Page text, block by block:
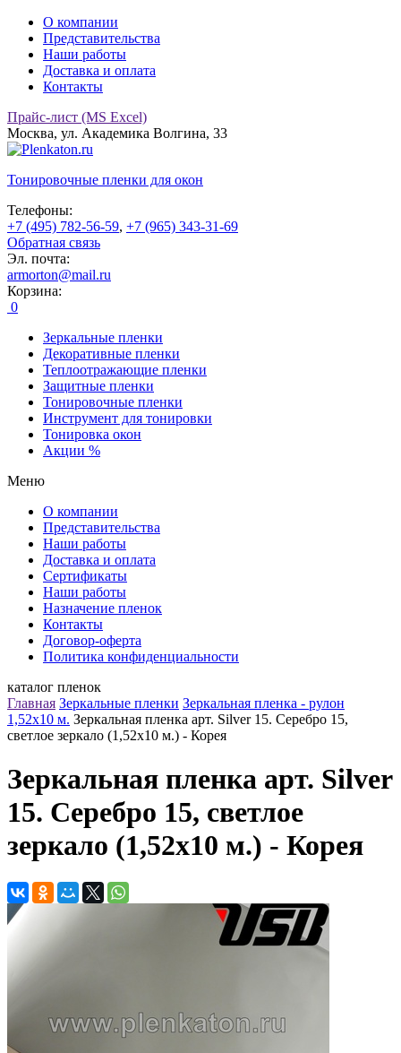
О компании
Представительства
Наши работы
Доставка и оплата
Контакты
Прайс-лист (MS Excel)
Москва, ул. Академика Волгина, 33
Тонировочные пленки для окон
Телефоны:
+7 (495) 782-56-59, +7 (965) 343-31-69
Обратная связь
Эл. почта:
armorton@mail.ru
Корзина:
0
Зеркальные пленки
Декоративные пленки
Теплоотражающие пленки
Защитные пленки
Тонировочные пленки
Инструмент для тонировки
Тонировка окон
Акции %
Меню
О компании
Представительства
Наши работы
Доставка и оплата
Сертификаты
Наши работы
Назначение пленок
Контакты
Договор-оферта
Политика конфиденциальности
каталог пленок
Главная Зеркальные пленки Зеркальная пленка - рулон
1,52х10 м. Зеркальная пленка арт. Silver 15. Серебро 15,
светлое зеркало (1,52х10 м.) - Корея
Зеркальная пленка арт. Silver
15. Серебро 15, светлое
зеркало (1,52х10 м.) - Корея